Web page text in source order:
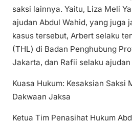
saksi lainnya. Yaitu, Liza Meli
ajudan Abdul Wahid, yang juga
kasus tersebut, Arbert selaku
(THL) di Badan Penghubung
Jakarta, dan Rafii selaku ajudan
Kuasa Hukum: Kesaksian Saksi
Dakwaan Jaksa
Ketua Tim Penasihat Hukum